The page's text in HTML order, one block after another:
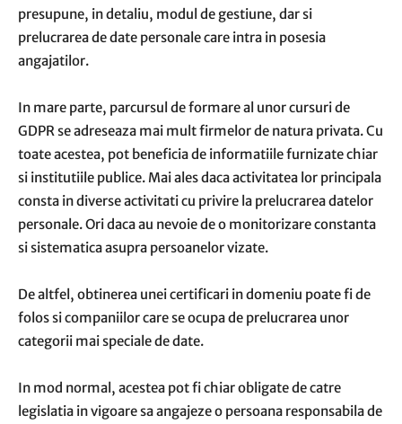
presupune, in detaliu, modul de gestiune, dar si
prelucrarea de date personale care intra in posesia
angajatilor.
In mare parte, parcursul de formare al unor cursuri de
GDPR se adreseaza mai mult firmelor de natura privata. Cu
toate acestea, pot beneficia de informatiile furnizate chiar
si institutiile publice. Mai ales daca activitatea lor principala
consta in diverse activitati cu privire la prelucrarea datelor
personale. Ori daca au nevoie de o monitorizare constanta
si sistematica asupra persoanelor vizate.
De altfel, obtinerea unei certificari in domeniu poate fi de
folos si companiilor care se ocupa de prelucrarea unor
categorii mai speciale de date.
In mod normal, acestea pot fi chiar obligate de catre
legislatia in vigoare sa angajeze o persoana responsabila de